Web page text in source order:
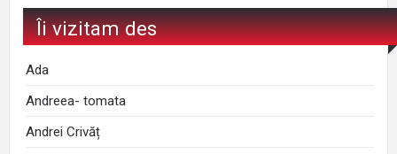
Îi vizitam des
Ada
Andreea- tomata
Andrei Crivăț